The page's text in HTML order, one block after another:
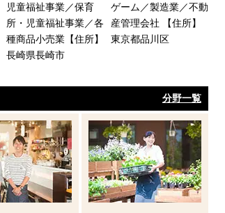
児童福祉事業／保育
所・児童福祉事業／各
種商品小売業【住所】
長崎県長崎市
ゲーム／製造業／不動
産管理会社 【住所】
東京都品川区
分野一覧